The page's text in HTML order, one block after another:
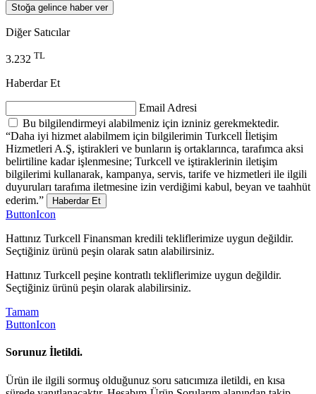
Stoğa gelince haber ver
Diğer Satıcılar
3.232 TL
Haberdar Et
Email Adresi
Bu bilgilendirmeyi alabilmeniz için izniniz gerekmektedir.
“Daha iyi hizmet alabilmem için bilgilerimin Turkcell İletişim
Hizmetleri A.Ş, iştirakleri ve bunların iş ortaklarınca, tarafımca aksi
belirtiline kadar işlenmesine; Turkcell ve iştiraklerinin iletişim
bilgilerimi kullanarak, kampanya, servis, tarife ve hizmetleri ile ilgili
duyuruları tarafıma iletmesine izin verdiğimi kabul, beyan ve taahhüt
ederim.”
Haberdar Et
ButtonIcon
Hattınız Turkcell Finansman kredili tekliflerimize uygun değildir.
Seçtiğiniz ürünü peşin olarak satın alabilirsiniz.
Hattınız Turkcell peşine kontratlı tekliflerimize uygun değildir.
Seçtiğiniz ürünü peşin olarak alabilirsiniz.
Tamam
ButtonIcon
Sorunuz İletildi.
Ürün ile ilgili sormuş olduğunuz soru satıcımıza iletildi, en kısa